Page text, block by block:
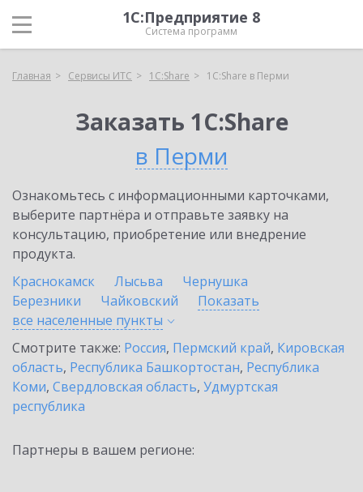
1С:Предприятие 8
Система программ
Главная Сервисы ИТС 1С:Share 1С:Share в Перми
Заказать 1С:Share
в Перми
Ознакомьтесь с информационными карточками,
выберите партнёра и отправьте заявку на
консультацию, приобретение или внедрение
продукта.
Краснокамск
Лысьва
Чернушка
Березники
Чайковский
Показать
все населенные пункты
Смотрите также: Россия, Пермский край, Кировская
область, Республика Башкортостан, Республика
Коми, Свердловская область, Удмуртская
республика
Партнеры в вашем регионе: